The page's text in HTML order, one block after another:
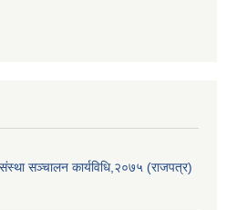
सञ्चालन कार्यविधि,२०७५ (राजपत्र)